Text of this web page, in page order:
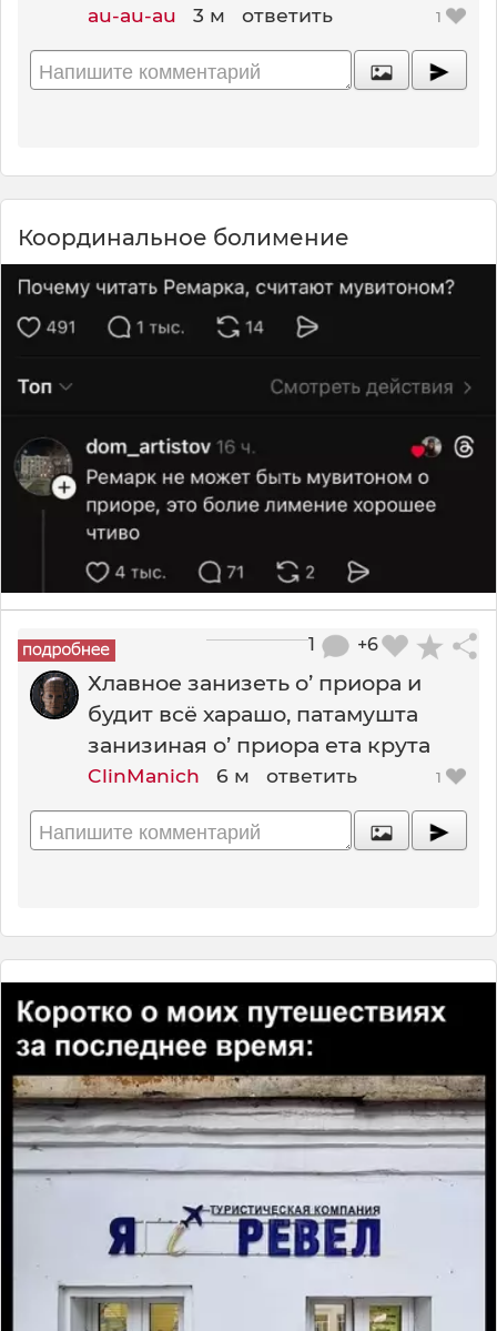
au-au-au 3 м ответить 1
Координальное болимение
+6
1
Хлавное занизеть о’ приора и
будит всё харашо, патамушта
занизиная о’ приора ета крута
ClinManich 6 м ответить 1